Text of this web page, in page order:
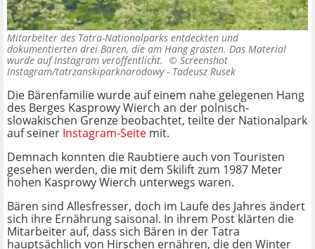
Mitarbeiter des Tatra-Nationalparks entdeckten und
dokumentierten drei Bären, die am Hang grasten. Das Material
wurde auf Instagram veröffentlicht. © Screenshot
Instagram/tatrzanskiparknarodowy - Tadeusz Rusek
Die Bärenfamilie wurde auf einem nahe gelegenen Hang
des Berges Kasprowy Wierch an der polnisch-
slowakischen Grenze beobachtet, teilte der Nationalpark
auf seiner Instagram-Seite mit.
Demnach konnten die Raubtiere auch von Touristen
gesehen werden, die mit dem Skilift zum 1987 Meter
hohen Kasprowy Wierch unterwegs waren.
Bären sind Allesfresser, doch im Laufe des Jahres ändert
sich ihre Ernährung saisonal. In ihrem Post klärten die
Mitarbeiter auf, dass sich Bären in der Tatra
hauptsächlich von Hirschen ernähren, die den Winter